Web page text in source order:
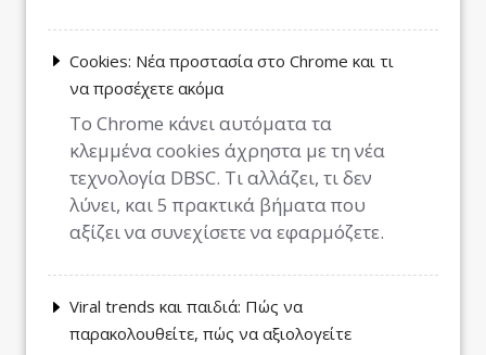
Cookies: Νέα προστασία στο Chrome και τι
να προσέχετε ακόμα
Το Chrome κάνει αυτόματα τα
κλεμμένα cookies άχρηστα με τη νέα
τεχνολογία DBSC. Τι αλλάζει, τι δεν
λύνει, και 5 πρακτικά βήματα που
αξίζει να συνεχίσετε να εφαρμόζετε.
Viral trends και παιδιά: Πώς να
παρακολουθείτε, πώς να αξιολογείτε